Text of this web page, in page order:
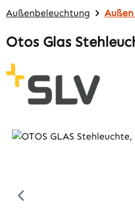
Außenbeleuchtung
Otos Glas
Bildergalerie überspringen